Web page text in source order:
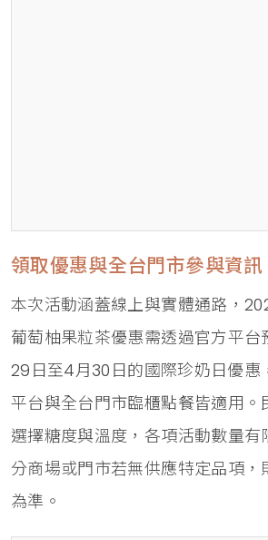
領取優惠與全台門市參與資訊
本次活動涵蓋線上與實體通路，
葡萄柚果粒茶優惠需透過官方平台
29日至4月30日的國際珍奶日優惠
平台與全台門市臨櫃點餐皆適用。
選擇糖度與溫度，各項活動數量有
分商場或門市若無供應特定品項，
為準。